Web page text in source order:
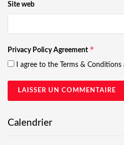
Site web
Privacy Policy Agreement *
I agree to the Terms & Conditions
Calendrier